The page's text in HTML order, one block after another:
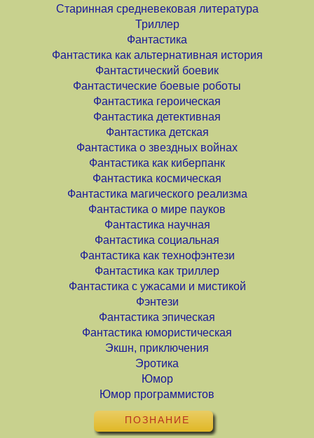
Старинная средневековая литература
Триллер
Фантастика
Фантастика как альтернативная история
Фантастический боевик
Фантастические боевые роботы
Фантастика героическая
Фантастика детективная
Фантастика детская
Фантастика о звездных войнах
Фантастика как киберпанк
Фантастика космическая
Фантастика магического реализма
Фантастика о мире пауков
Фантастика научная
Фантастика социальная
Фантастика как технофэнтези
Фантастика как триллер
Фантастика с ужасами и мистикой
Фэнтези
Фантастика эпическая
Фантастика юмористическая
Экшн, приключения
Эротика
Юмор
Юмор программистов
ПОЗНАНИЕ